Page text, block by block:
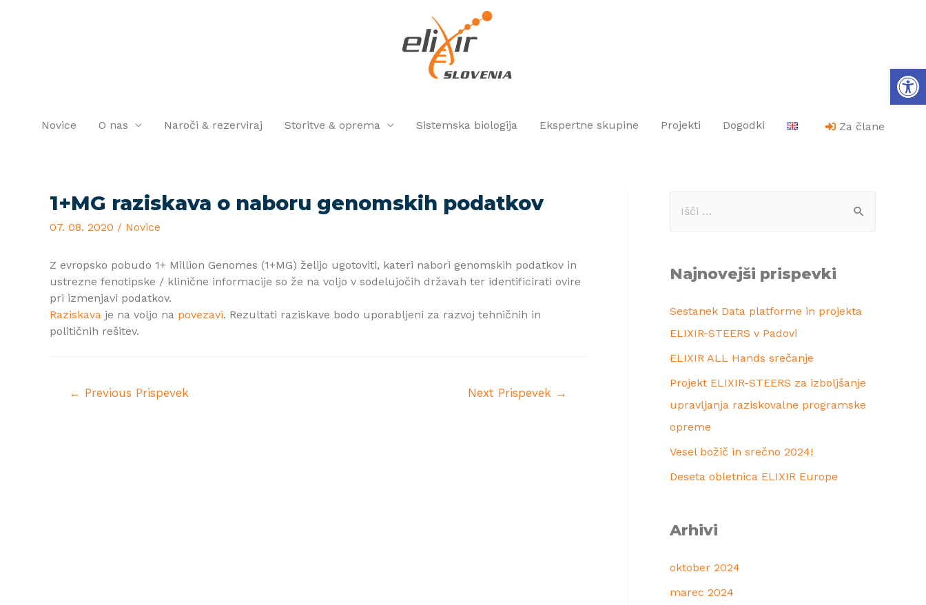
Novice O nas Naroči & rezerviraj Storitve & oprema Sistemska biologija Ekspertne skupine Projekti Dogodki Za člane
1+MG raziskava o naboru genomskih podatkov
07. 08. 2020 / Novice
Z evropsko pobudo 1+ Million Genomes (1+MG) želijo ugotoviti, kateri nabori genomskih podatkov in
ustrezne fenotipske / klinične informacije so že na voljo v sodelujočih državah ter identificirati ovire
pri izmenjavi podatkov.
Raziskava je na voljo na povezavi. Rezultati raziskave bodo uporabljeni za razvoj tehničnih in
političnih rešitev.
← Previous Prispevek Next Prispevek →
Najnovejši prispevki
Sestanek Data platforme in projekta
ELIXIR-STEERS v Padovi
ELIXIR ALL Hands srečanje
Projekt ELIXIR-STEERS za izboljšanje
upravljanja raziskovalne programske
opreme
Vesel božič in srečno 2024!
Deseta obletnica ELIXIR Europe
Arhivi
oktober 2024
marec 2024